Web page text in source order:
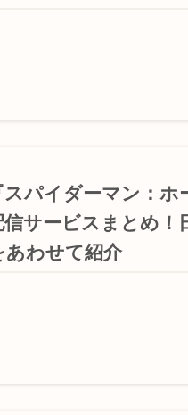
スパイダーマン：ホ
信サービスまとめ！
あわせて紹介